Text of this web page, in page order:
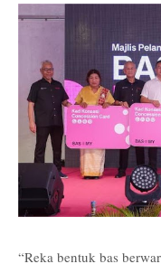
“Reka bentuk bas